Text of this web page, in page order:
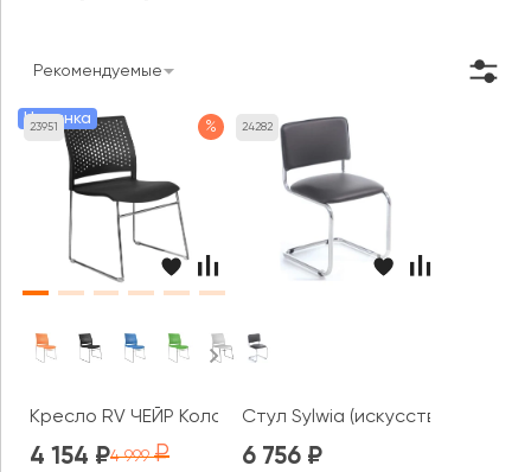
Рекомендуемые
23951
Новинка %
Кресло RV ЧЕЙР Колор / Color (D918)
4 154 4 999
24282
Стул Sylwia (искусственная
6 756